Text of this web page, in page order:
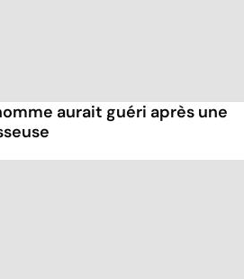
aurait guéri après une